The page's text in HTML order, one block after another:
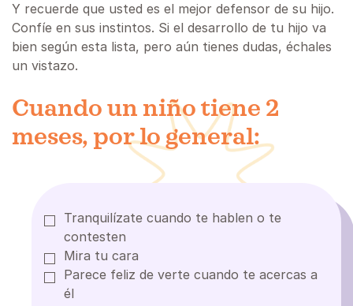
Y recuerde que usted es el mejor defensor de su hijo.
Confíe en sus instintos. Si el desarrollo de tu hijo va
bien según esta lista, pero aún tienes dudas, échales
un vistazo.
Cuando un niño tiene 2
meses, por lo general:
Tranquilízate cuando te hablen o te
contesten
Mira tu cara
Parece feliz de verte cuando te acercas a
él